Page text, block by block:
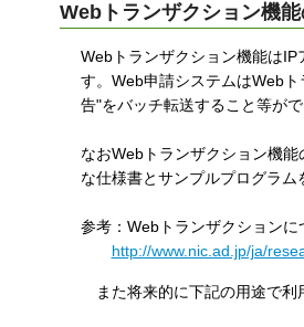
Webトランザクション機能
Webトランザクション機能は
す。Web申請システムはWeb
告"をバッチ転送すること等がで
なおWebトランザクション機
な仕様書とサンプルプログラム
参考：Webトランザクションに
http://www.nic.ad.jp/ja/
また将来的に下記の用途で利